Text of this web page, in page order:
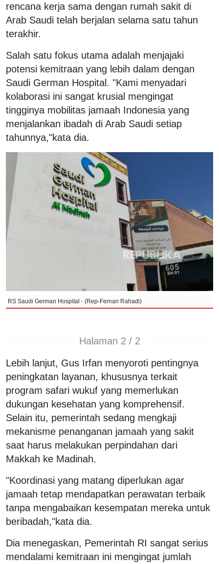
rencana kerja sama dengan rumah sakit di
Arab Saudi telah berjalan selama satu tahun
terakhir.
Salah satu fokus utama adalah menjajaki
potensi kemitraan yang lebih dalam dengan
Saudi German Hospital. "Kami menyadari
kolaborasi ini sangat krusial mengingat
tingginya mobilitas jamaah Indonesia yang
menjalankan ibadah di Arab Saudi setiap
tahunnya,"kata dia.
RS Saudi German Hospital - (Rep-Fernan Rahadi)
Halaman 2 / 2
Lebih lanjut, Gus Irfan menyoroti pentingnya
peningkatan layanan, khususnya terkait
program safari wukuf yang memerlukan
dukungan kesehatan yang komprehensif.
Selain itu, pemerintah sedang mengkaji
mekanisme penanganan jamaah yang sakit
saat harus melakukan perpindahan dari
Makkah ke Madinah.
"Koordinasi yang matang diperlukan agar
jamaah tetap mendapatkan perawatan terbaik
tanpa mengabaikan kesempatan mereka untuk
beribadah,"kata dia.
Dia menegaskan, Pemerintah RI sangat serius
mendalami kemitraan ini mengingat jumlah